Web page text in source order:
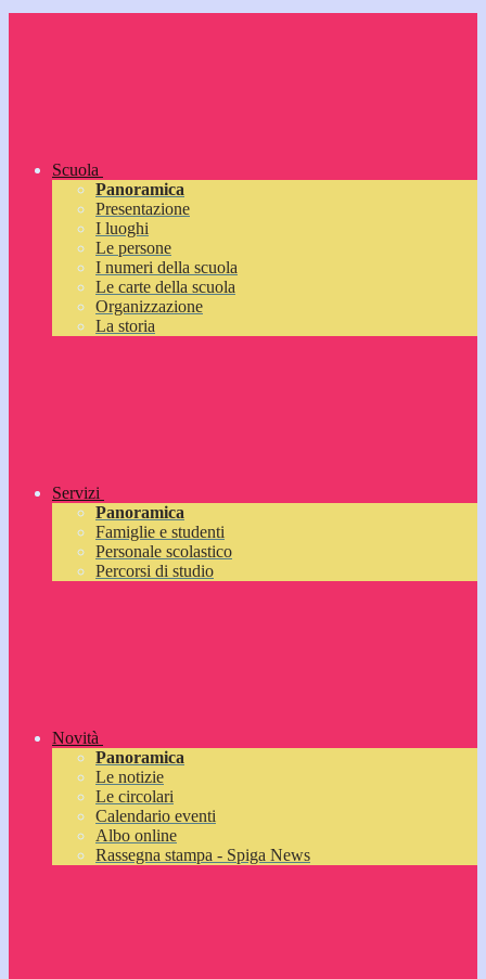
Scuola
Panoramica
Presentazione
I luoghi
Le persone
I numeri della scuola
Le carte della scuola
Organizzazione
La storia
Servizi
Panoramica
Famiglie e studenti
Personale scolastico
Percorsi di studio
Novità
Panoramica
Le notizie
Le circolari
Calendario eventi
Albo online
Rassegna stampa - Spiga News